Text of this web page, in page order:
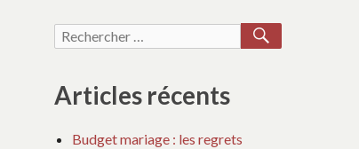
Recherche
Articles récents
Budget mariage : les regrets